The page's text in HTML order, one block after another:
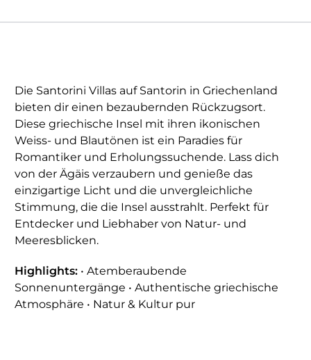
Die Santorini Villas auf Santorin in Griechenland
bieten dir einen bezaubernden Rückzugsort.
Diese griechische Insel mit ihren ikonischen
Weiss- und Blautönen ist ein Paradies für
Romantiker und Erholungssuchende. Lass dich
von der Ägäis verzaubern und genieße das
einzigartige Licht und die unvergleichliche
Stimmung, die die Insel ausstrahlt. Perfekt für
Entdecker und Liebhaber von Natur- und
Meeresblicken.
Highlights: • Atemberaubende
Sonnenuntergänge • Authentische griechische
Atmosphäre • Natur & Kultur pur